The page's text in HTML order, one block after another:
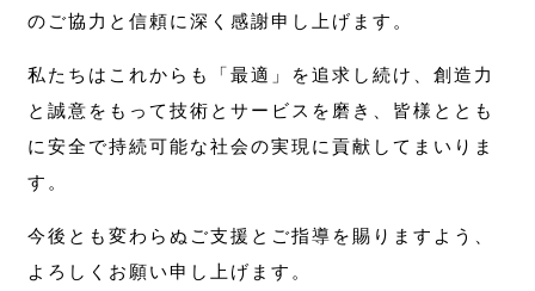
のご協力と信頼に深く感謝申し上げます。
私たちはこれからも「最適」を追求し続け、創造力
と誠意をもって技術とサービスを磨き、皆様ととも
に安全で持続可能な社会の実現に貢献してまいりま
す。
今後とも変わらぬご支援とご指導を賜りますよう、
よろしくお願い申し上げます。